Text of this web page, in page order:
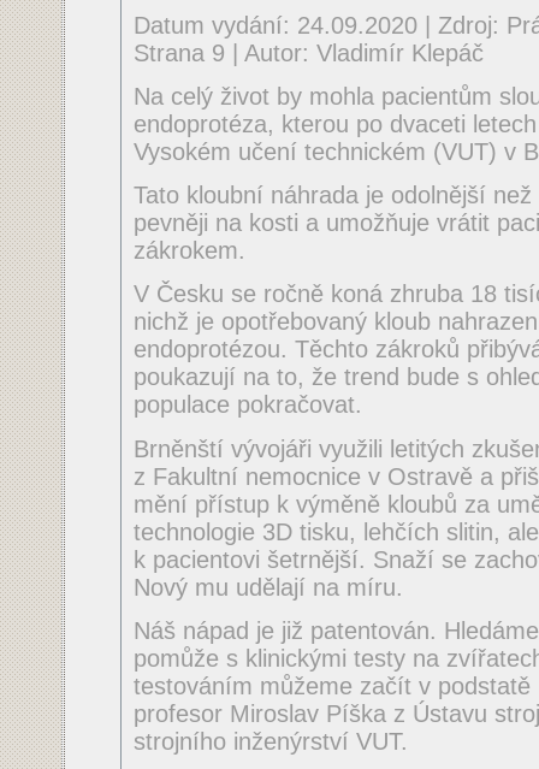
Datum vydání: 24.09.2020 | Zdroj:
Strana 9 | Autor: Vladimír Klepáč
Na celý život by mohla pacientům
endoprotéza, kterou po dvaceti
Vysokém učení technickém (VUT) v
Tato kloubní náhrada je odolnější
pevněji na kosti a umožňuje vrátit
zákrokem.
V Česku se ročně koná zhruba 18
nichž je opotřebovaný kloub
endoprotézou. Těchto zákroků
poukazují na to, že trend bude s
populace pokračovat.
Brněnští vývojáři využili letitých
z Fakultní nemocnice v Ostravě a
mění přístup k výměně kloubů za
technologie 3D tisku, lehčích slitin,
k pacientovi šetrnější. Snaží se
Nový mu udělají na míru.
Náš nápad je již patentován.
pomůže s klinickými testy na
testováním můžeme začít v podstatě
profesor Miroslav Píška z Ústavu
strojního inženýrství VUT.